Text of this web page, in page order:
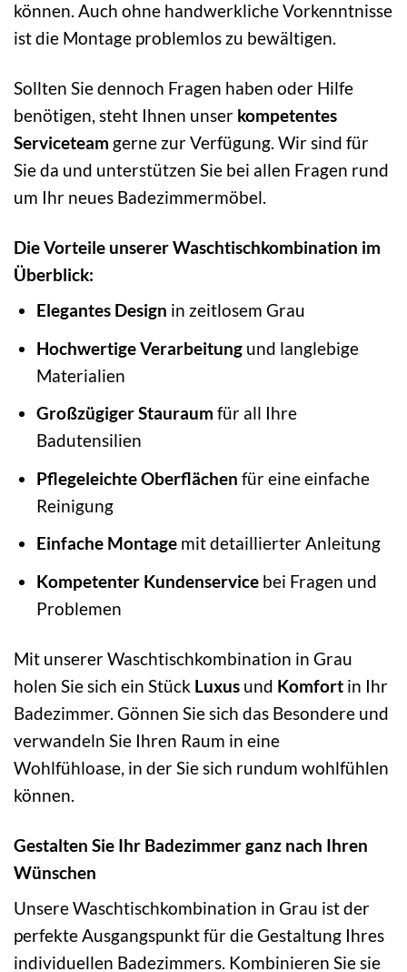
können. Auch ohne handwerkliche Vorkenntnisse
ist die Montage problemlos zu bewältigen.
Sollten Sie dennoch Fragen haben oder Hilfe
benötigen, steht Ihnen unser kompetentes
Serviceteam gerne zur Verfügung. Wir sind für
Sie da und unterstützen Sie bei allen Fragen rund
um Ihr neues Badezimmermöbel.
Die Vorteile unserer Waschtischkombination im
Überblick:
Elegantes Design in zeitlosem Grau
Hochwertige Verarbeitungund langlebige
Materialien
Großzügiger Stauraum für all Ihre
Badutensilien
Pflegeleichte Oberflächen für eine einfache
Reinigung
Einfache Montagemit detaillierter Anleitung
Kompetenter Kundenservicebei Fragen und
Problemen
Mit unserer Waschtischkombination in Grau
holen Sie sich ein Stück Luxus und Komfort in Ihr
Badezimmer. Gönnen Sie sich das Besondere und
verwandeln Sie Ihren Raum in eine
Wohlfühloase, in der Sie sich rundum wohlfühlen
können.
Gestalten Sie Ihr Badezimmer ganz nach Ihren
Wünschen
Unsere Waschtischkombination in Grau ist der
perfekte Ausgangspunkt für die Gestaltung Ihres
individuellen Badezimmers. Kombinieren Sie sie